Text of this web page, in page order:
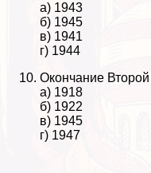
а) 1943
б) 1945
в) 1941
г) 1944
Окончание
а) 1918
б) 1922
в) 1945
г) 1947